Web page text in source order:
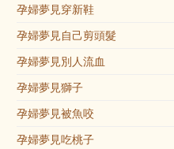
孕婦夢見穿新鞋
孕婦夢見自己剪頭髮
孕婦夢見別人流血
孕婦夢見獅子
孕婦夢見被魚咬
孕婦夢見吃桃子